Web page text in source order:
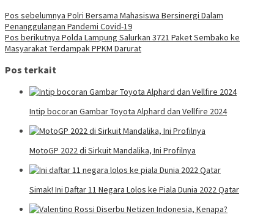
Pos sebelumnya Polri Bersama Mahasiswa Bersinergi Dalam
Penanggulangan Pandemi Covid-19
Pos berikutnya Polda Lampung Salurkan 3721 Paket Sembako ke
Masyarakat Terdampak PPKM Darurat
Pos terkait
Intip bocoran Gambar Toyota Alphard dan Vellfire 2024
MotoGP 2022 di Sirkuit Mandalika, Ini Profilnya
Simak! Ini Daftar 11 Negara Lolos ke Piala Dunia 2022 Qatar